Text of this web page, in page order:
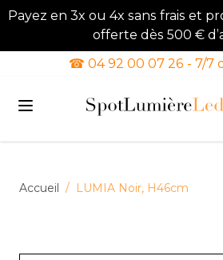
Payez en 3x ou 4x sans frais et
offerte dès 500 €
☎ 04 92 00 07 26 - 7/7
Accueil / LUMIA Noir, H46cm